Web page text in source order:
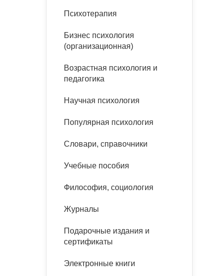
Расстройства пищевого
Тревожные расстройства,
Песочная терапия
Психодрама
Сказкотерапия
Другие направления
психотерапии
Классический, эриксоновский
Психология труда и
Психофизиология
Социальная психология
Социальная и
Учебная литература
Классический и юнгианский
Психотерапия
Бизнес психология
(организационная)
Возрастная психология и
педагогика
Научная психология
Популярная психология
Словари, справочники
Учебные пособия
Философия, социология
Журналы
Подарочные издания и
сертификаты
Электронные книги